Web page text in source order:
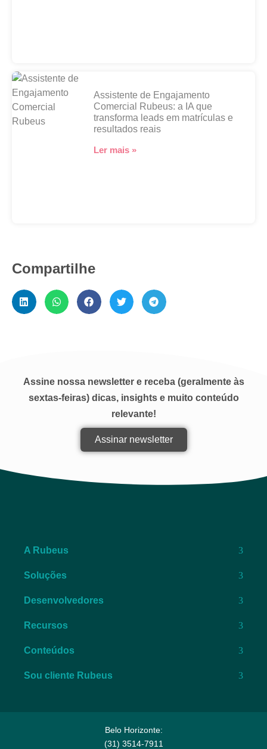
Assistente de Engajamento
Comercial Rubeus: a IA que
transforma leads em matrículas e
resultados reais
Ler mais »
Compartilhe
Assine nossa newsletter e receba (geralmente às
sextas-feiras) dicas, insights e muito conteúdo
relevante!
Assinar newsletter
A Rubeus
Soluções
Desenvolvedores
Recursos
Conteúdos
Sou cliente Rubeus
Belo Horizonte:
(31) 3514-7911​